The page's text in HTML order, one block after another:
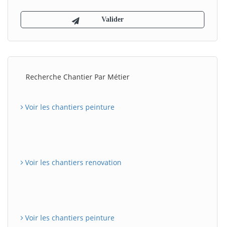
Recherche Chantier Par Métier
Voir les chantiers peinture
Voir les chantiers renovation
Voir les chantiers peinture